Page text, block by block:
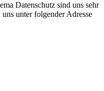
Datenschutz sind uns sehr
unter folgender Adresse